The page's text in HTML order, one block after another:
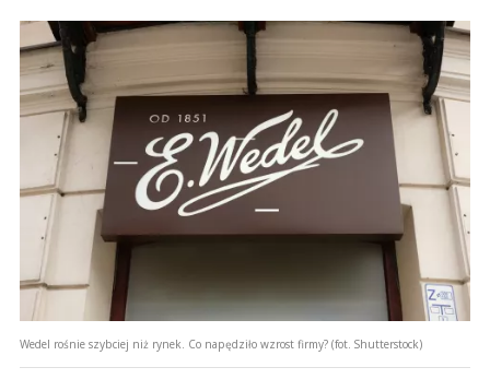
Wedel rośnie szybciej niż rynek. Co napędziło wzrost firmy? (fot. Shutterstock)